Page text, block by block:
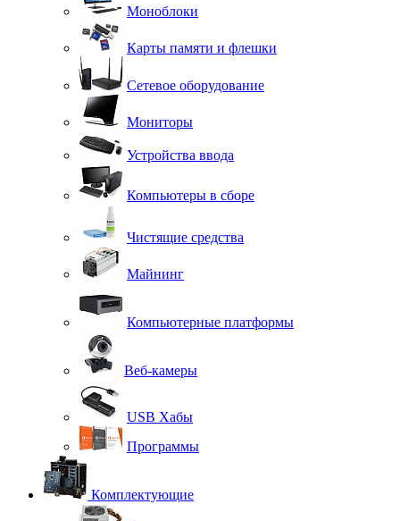
Моноблоки
Карты памяти и флешки
Сетевое оборудование
Мониторы
Устройства ввода
Компьютеры в сборе
Чистящие средства
Майнинг
Компьютерные платформы
Веб-камеры
USB Хабы
Программы
Комплектующие